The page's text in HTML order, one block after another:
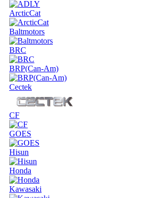
ArcticCat
Baltmotors
BRC
BRP(Can-Am)
Cectek
CF
GOES
Hisun
Honda
Kawasaki